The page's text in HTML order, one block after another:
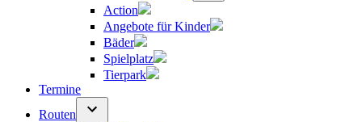
Action
Angebote für Kinder
Bäder
Spielplatz
Tierpark
Termine
Routen